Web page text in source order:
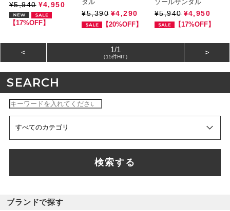
¥5,940 ¥4,950
【17%OFF】
ダル
¥5,390 ¥4,290
【20%OFF】
ソールサンダル
¥5,940 ¥4,950
【17%OFF】
< 1/1
（15件HIT） >
SEARCH
検索する
ブランドで探す